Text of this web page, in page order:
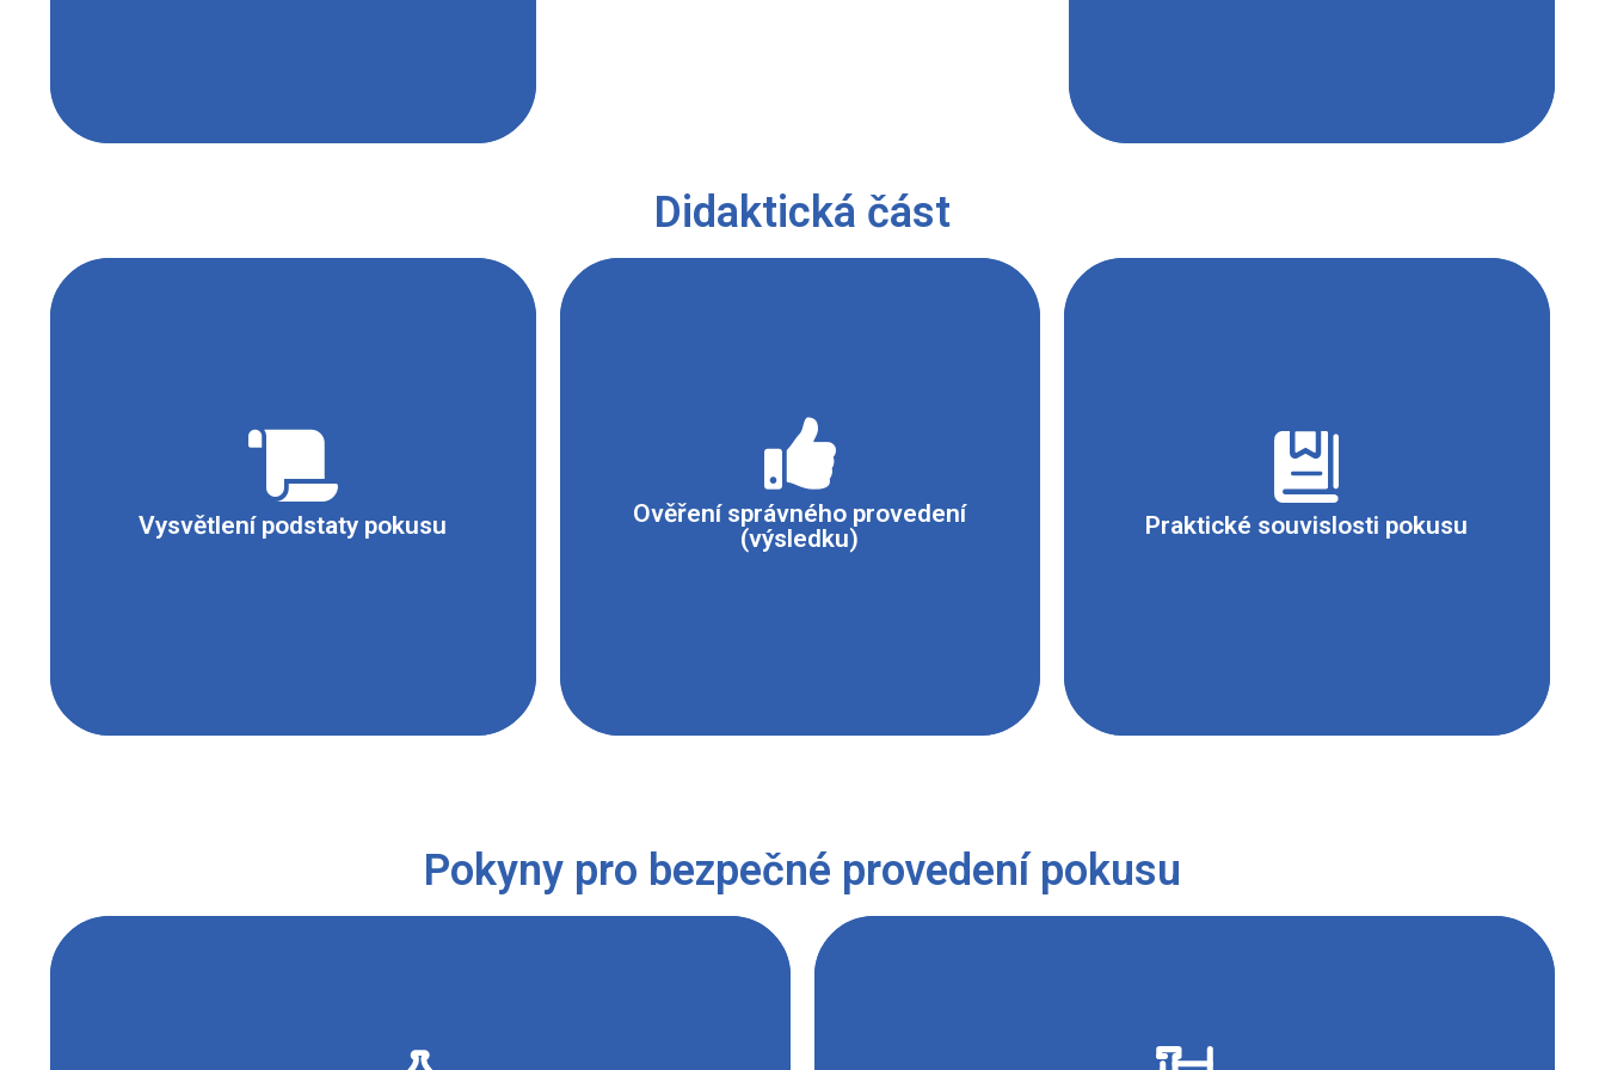
Didaktická část
Vysvětlení podstaty pokusu
zvýraznění barvy sraženiny. Vznik žluté
sraženiny při reakci aromatických
aminokyselin s kyselinou dusičnou se nazývá
xantoproteinová reakce. Žlutá barva
Ověření správného provedení
(výsledku)
Vznik barevných sraženin.
Praktické souvislosti pokusu
Xantoproteinová reakce (xanthos z řečtiny
žlutý) se používá k laboratornímu důkazu
aromatických aminokyselin.
Pokyny pro bezpečné provedení pokusu
obsahující kyselinu dusičnou se musí přemísťovat uzavřená. Při odlévání
Pro bezpečnější manipulaci je vhodné zkumavku při přidávání HNO